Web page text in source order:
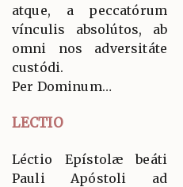
atque, a peccatórum
vínculis absolútos, ab
omni nos adversitáte
custódi.
Per Dominum…
LECTIO
Léctio Epístolæ beáti
Pauli Apóstoli ad